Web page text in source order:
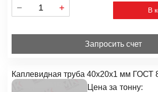
В
Запросить счет
Каплевидная труба 40х20х1 мм ГОСТ
Цена за тонну: